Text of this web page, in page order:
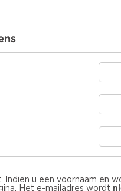
Indien u een voornaam en
Het e-mailadres wordt